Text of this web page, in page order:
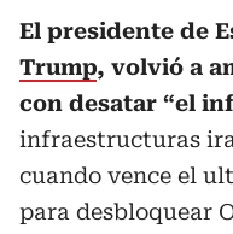
El presidente de
Trump, volvió a
con desatar “el
infraestructuras
cuando vence el
para desbloquear